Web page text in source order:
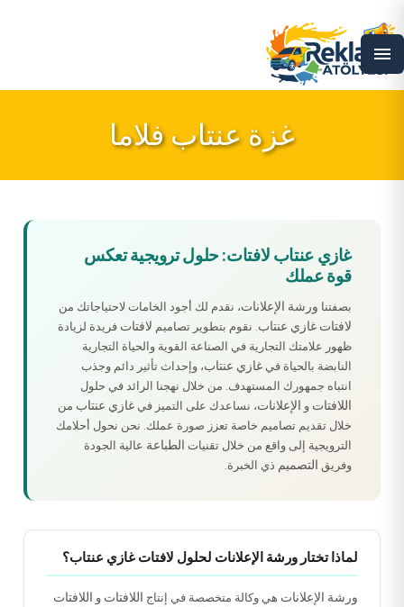
menu
غزة عنتاب فلاما
غازي عنتاب لافتات: حلول ترويجية تعكس
قوة عملك
بصفتنا ورشة الإعلانات، نقدم لك أجود الخامات لاحتياجاتك من
لافتات غازي عنتاب. نقوم بتطوير تصاميم لافتات فريدة لزيادة
ظهور علامتك التجارية في الصناعة القوية والحياة التجارية
النابضة بالحياة في غازي عنتاب، وإحداث تأثير دائم وجذب
انتباه جمهورك المستهدف. من خلال نهجنا الرائد في حلول
اللافتات و الإعلانات، نساعدك على التميز في غازي عنتاب من
خلال تقديم تصاميم خاصة تعزز صورة عملك. نحن نحول أحلامك
الترويجية إلى واقع من خلال تقنيات الطباعة عالية الجودة
وفريق التصميم ذي الخبرة.
لماذا تختار ورشة الإعلانات لحلول لافتات غازي عنتاب؟
ورشة الإعلانات هي وكالة متخصصة في إنتاج اللافتات و اللافتات